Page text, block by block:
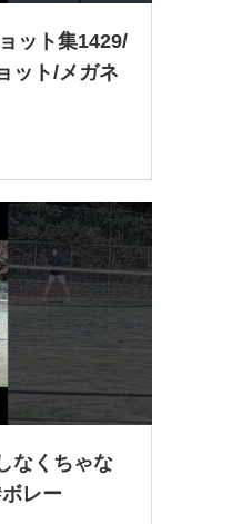
ット集1429/
ット/メガネ
なくちゃな
レー